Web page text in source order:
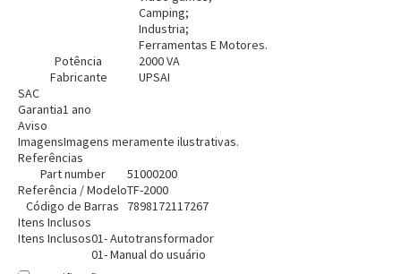
Entrega Flash
Cartão de crédito
Pagamento via Pix
Retire na Loja
Camping;
Industria;
Ferramentas E Motores.
Potência
2000 VA
Fabricante
UPSAI
SAC
Garantia1 ano
Aviso
ImagensImagens meramente ilustrativas.
Referências
Part number
51000200
Referência / ModeloTF-2000
Código de Barras
7898172117267
Itens Inclusos
Itens Inclusos01- Autotransformador
01- Manual do usuário